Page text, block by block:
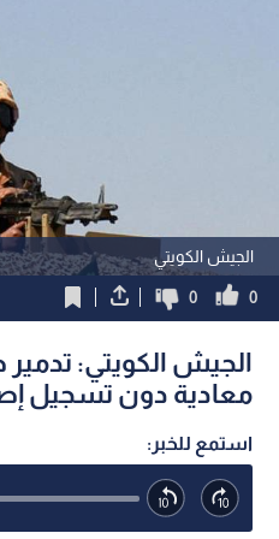
الجيش الكويتي
0
0
الجيش الكويتي: تدمير
معادية دون تسجيل
استمع للخبر: